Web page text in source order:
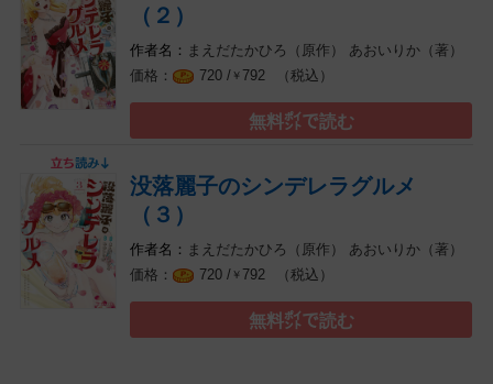
（２）
まえだたかひろ（原作）
あおいりか（著）
720 / ￥ 792 （税込）
無料㌽で読む
没落麗子のシンデレラグルメ
（３）
まえだたかひろ（原作）
あおいりか（著）
720 / ￥ 792 （税込）
無料㌽で読む